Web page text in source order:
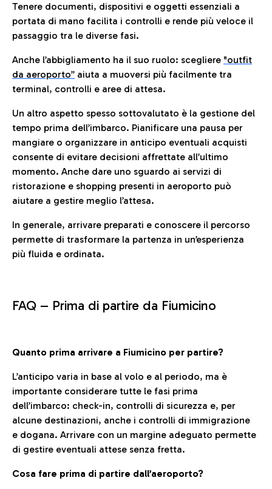
Tenere documenti, dispositivi e oggetti essenziali a
portata di mano facilita i controlli e rende più veloce il
passaggio tra le diverse fasi.
Anche l’abbigliamento ha il suo ruolo: scegliere "outfit
da aeroporto” aiuta a muoversi più facilmente tra
terminal, controlli e aree di attesa.
Un altro aspetto spesso sottovalutato è la gestione del
tempo prima dell’imbarco. Pianificare una pausa per
mangiare o organizzare in anticipo eventuali acquisti
consente di evitare decisioni affrettate all’ultimo
momento. Anche dare uno sguardo ai servizi di
ristorazione e shopping presenti in aeroporto può
aiutare a gestire meglio l’attesa.
In generale, arrivare preparati e conoscere il percorso
permette di trasformare la partenza in un’esperienza
più fluida e ordinata.
FAQ – Prima di partire da Fiumicino
Quanto prima arrivare a Fiumicino per partire?
L’anticipo varia in base al volo e al periodo, ma è
importante considerare tutte le fasi prima
dell’imbarco: check-in, controlli di sicurezza e, per
alcune destinazioni, anche i controlli di immigrazione
e dogana. Arrivare con un margine adeguato permette
di gestire eventuali attese senza fretta.
Cosa fare prima di partire dall’aeroporto?